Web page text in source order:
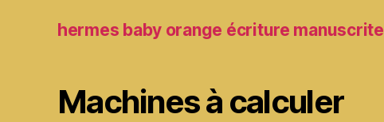
hermes baby orange écriture manuscrite
Machines à calculer